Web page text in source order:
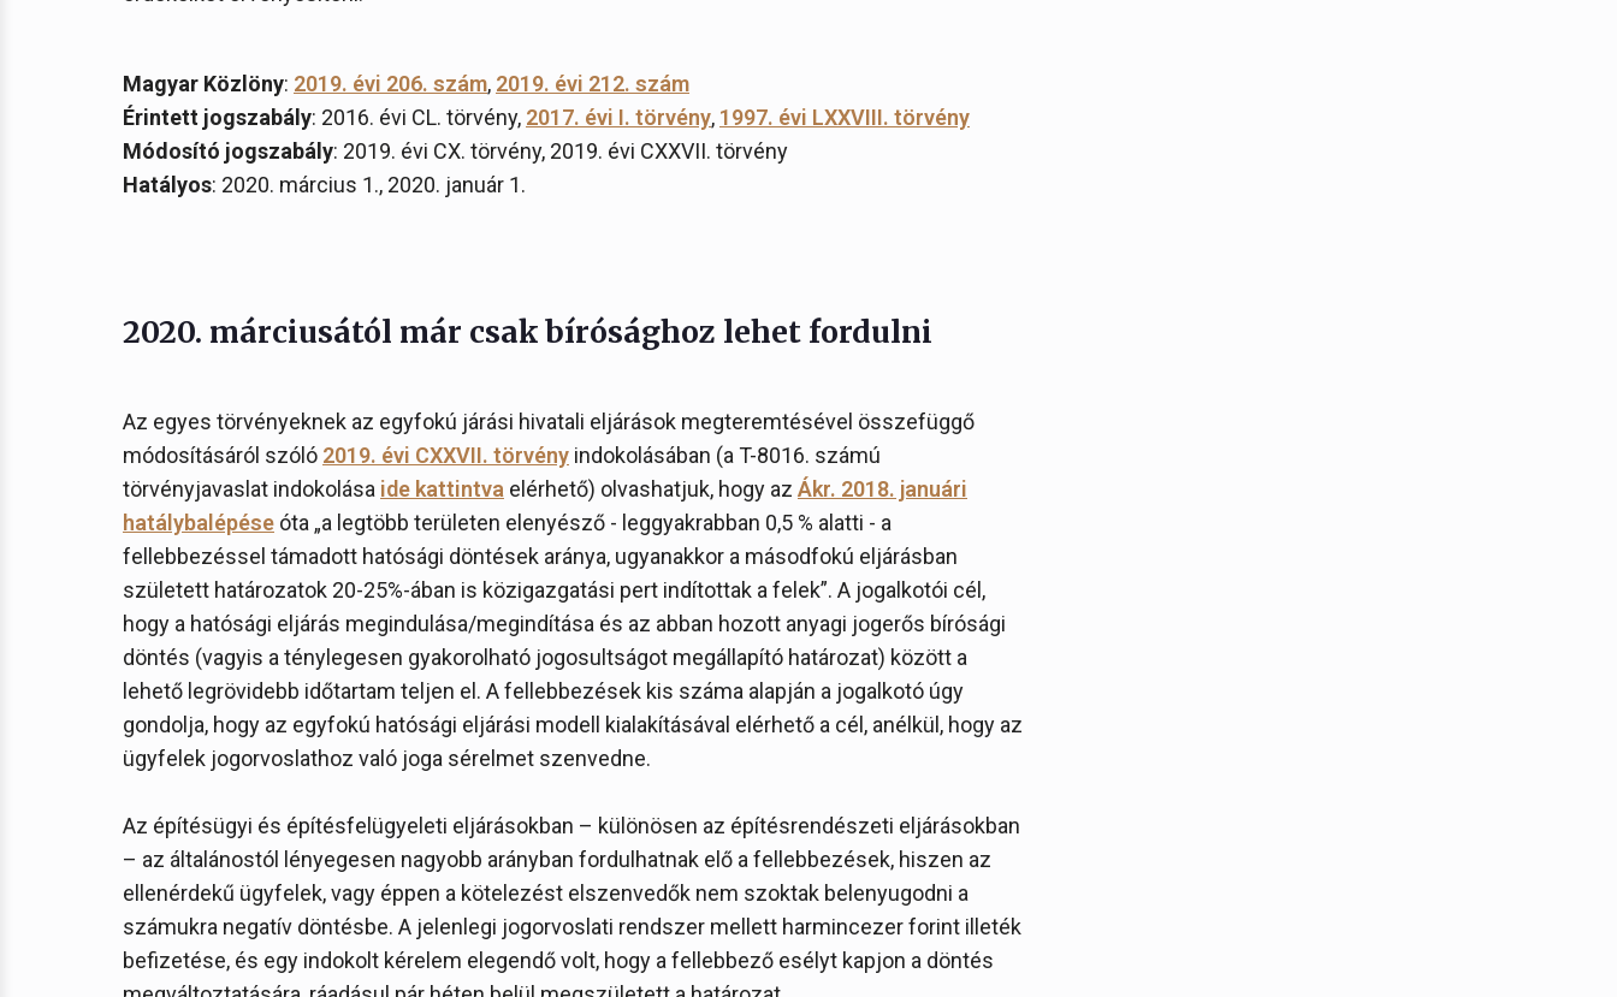
Magyar Közlöny: 2019. évi 206. szám, 2019. évi 212. szám
Érintett jogszabály: 2016. évi CL. törvény, 2017. évi I. törvény, 1997. évi LXXVIII. törvény
Módosító jogszabály: 2019. évi CX. törvény, 2019. évi CXXVII. törvény
Hatályos: 2020. március 1., 2020. január 1.
2020. márciusától már csak bírósághoz lehet fordulni
Az egyes törvényeknek az egyfokú járási hivatali eljárások megteremtésével összefüggő
módosításáról szóló 2019. évi CXXVII. törvény indokolásában (a T-8016. számú
törvényjavaslat indokolása ide kattintva elérhető) olvashatjuk, hogy az Ákr. 2018. januári
hatálybalépése óta „a legtöbb területen elenyésző - leggyakrabban 0,5 % alatti - a
fellebbezéssel támadott hatósági döntések aránya, ugyanakkor a másodfokú eljárásban
született határozatok 20-25%-ában is közigazgatási pert indítottak a felek”. A jogalkotói cél,
hogy a hatósági eljárás megindulása/megindítása és az abban hozott anyagi jogerős bírósági
döntés (vagyis a ténylegesen gyakorolható jogosultságot megállapító határozat) között a
lehető legrövidebb időtartam teljen el. A fellebbezések kis száma alapján a jogalkotó úgy
gondolja, hogy az egyfokú hatósági eljárási modell kialakításával elérhető a cél, anélkül, hogy az
ügyfelek jogorvoslathoz való joga sérelmet szenvedne.
Az építésügyi és építésfelügyeleti eljárásokban – különösen az építésrendészeti eljárásokban
– az általánostól lényegesen nagyobb arányban fordulhatnak elő a fellebbezések, hiszen az
ellenérdekű ügyfelek, vagy éppen a kötelezést elszenvedők nem szoktak belenyugodni a
számukra negatív döntésbe. A jelenlegi jogorvoslati rendszer mellett harmincezer forint illeték
befizetése, és egy indokolt kérelem elegendő volt, hogy a fellebbező esélyt kapjon a döntés